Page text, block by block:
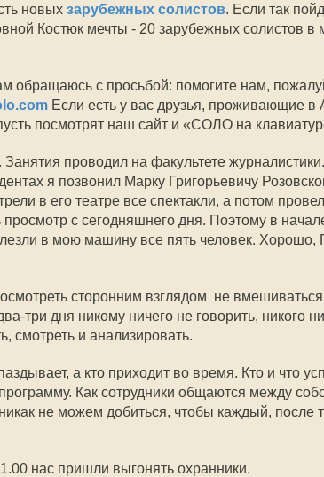
новых зарубежных солистов. Если так
Костюк мечты - 20 зарубежных солистов в
обращаюсь с просьбой: помогите нам,
Если есть у вас друзья, проживающие в
посмотрят наш сайт и «СОЛО на
проводил на факультете журналистики.
я позвонил Марку Григорьевичу
в его театре все спектакли, а потом
с сегодняшнего дня. Поэтому в
в мою машину все пять человек. Хорошо,
сторонним взглядом  не
три дня никому ничего не говорить, никого
смотреть и анализировать.
а кто приходит во время. Кто и что
Как сотрудники общаются между
не можем добиться, чтобы каждый, после
нас пришли выгонять охранники.